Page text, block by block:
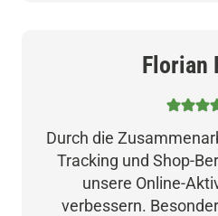
Florian
Durch die
Tracking und Shop-
unsere Online-
verbessern.